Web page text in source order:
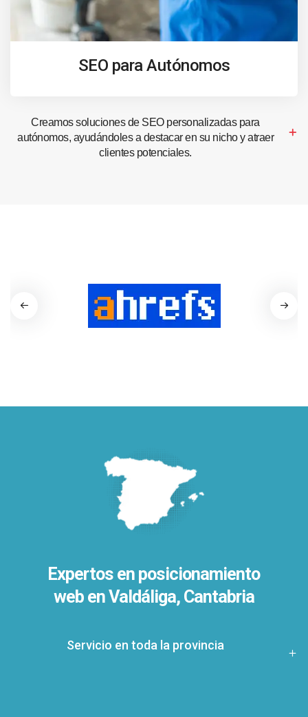
SEO para Autónomos
Creamos soluciones de SEO personalizadas para
autónomos, ayudándoles a destacar en su nicho y atraer
clientes potenciales.
Expertos en posicionamiento
web en Valdáliga, Cantabria
Servicio en toda la provincia